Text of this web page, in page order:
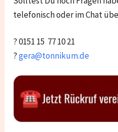
telefonisch oder im Chat
? 0151 15 77 10 21
?gera@tonnikum.de